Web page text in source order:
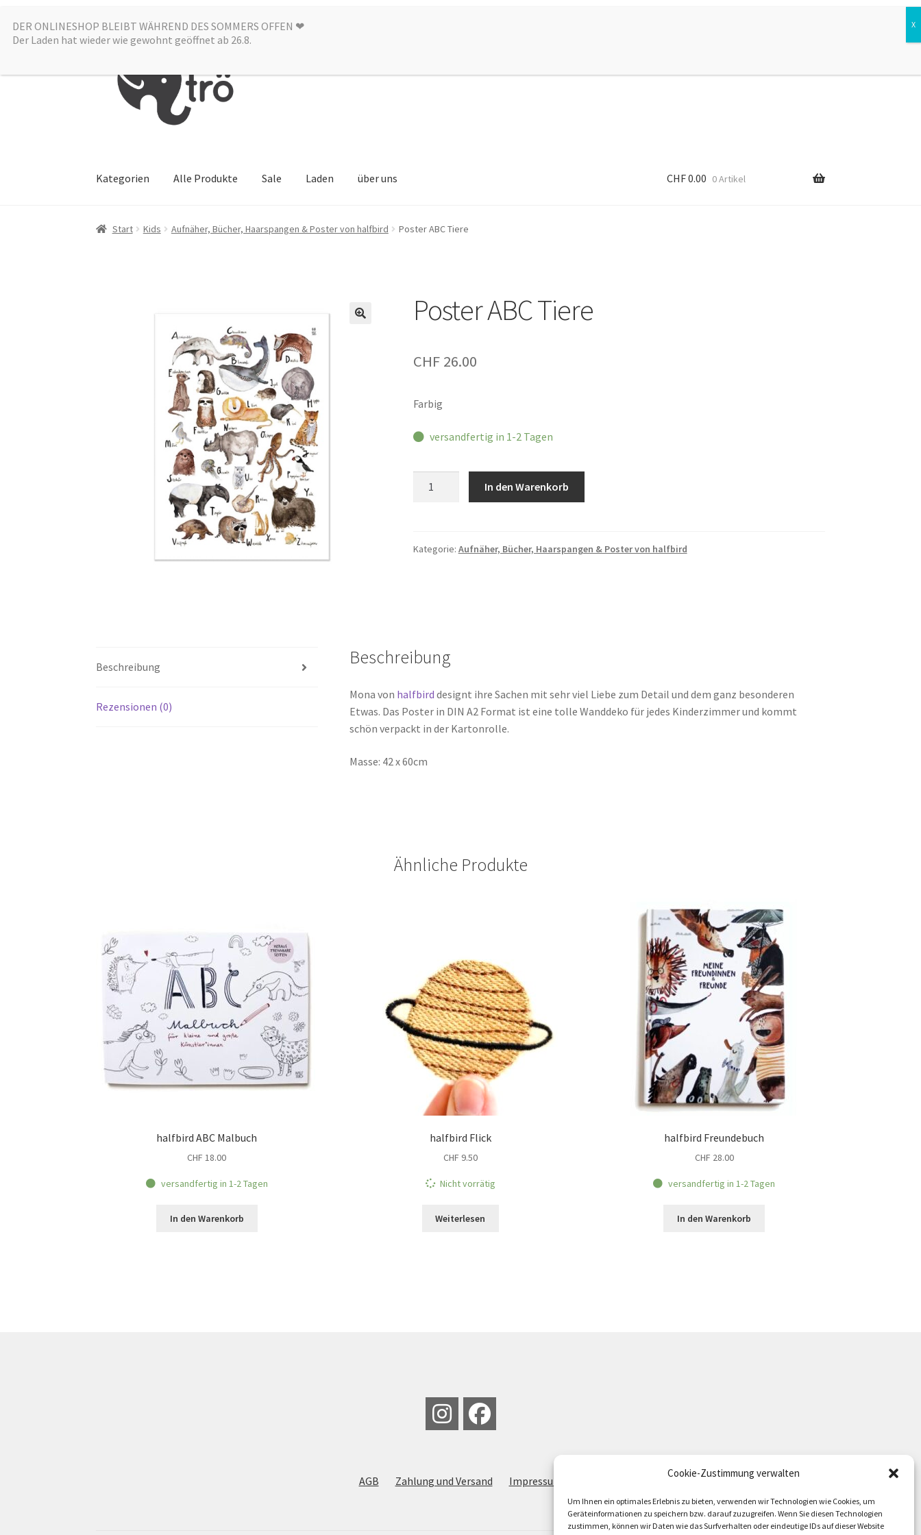
Cookie-Zustimmung verwalten
Um Ihnen ein optimales Erlebnis zu bieten, verwenden wir Technologien wie Cookies, um
Geräteinformationen zu speichern bzw. darauf zuzugreifen. Wenn Sie diesen Technologien
zustimmen, können wir Daten wie das Surfverhalten oder eindeutige IDs auf dieser Website
Zur
Zum
Kategorien Alle Produkte Sale Laden über uns CHF0.00 0 Artikel
Start Kids Aufnäher, Bücher, Haarspangen & Poster von halfbird Poster ABC Tiere
Poster ABC Tiere
CHF26.00
Farbig
versandfertig in 1-2 Tagen
In den Warenkorb
Kategorie: Aufnäher, Bücher, Haarspangen & Poster von halfbird
Beschreibung
Rezensionen (0)
Beschreibung
Mona von halfbird designt ihre Sachen mit sehr viel Liebe zum Detail und dem ganz besonderen
Etwas. Das Poster in DIN A2 Format ist eine tolle Wanddeko für jedes Kinderzimmer und kommt
schön verpackt in der Kartonrolle.
Masse: 42 x 60cm
Ähnliche Produkte
halfbird ABC Malbuch
CHF 18.00
versandfertig in 1-2 Tagen
In den Warenkorb
halfbird Flick
CHF 9.50
Nicht vorrätig
Weiterlesen
halfbird Freundebuch
CHF 28.00
versandfertig in 1-2 Tagen
In den Warenkorb
AGB Zahlung und Versand Impressum
DER ONLINESHOP BLEIBT WÄHREND DES SOMMERS OFFEN ❤︎
Der Laden hat wieder wie gewohnt geöffnet ab 26.8.